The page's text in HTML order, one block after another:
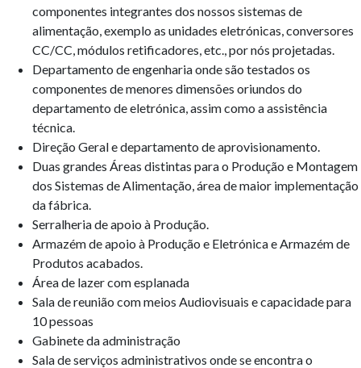
componentes integrantes dos nossos sistemas de
alimentação, exemplo as unidades eletrónicas, conversores
CC/CC, módulos retificadores, etc., por nós projetadas.
Departamento de engenharia onde são testados os
componentes de menores dimensões oriundos do
departamento de eletrónica, assim como a assistência
técnica.
Direção Geral e departamento de aprovisionamento.
Duas grandes Áreas distintas para o Produção e Montagem
dos Sistemas de Alimentação, área de maior implementação
da fábrica.
Serralheria de apoio à Produção.
Armazém de apoio à Produção e Eletrónica e Armazém de
Produtos acabados.
Área de lazer com esplanada
Sala de reunião com meios Audiovisuais e capacidade para
10 pessoas
Gabinete da administração
Sala de serviços administrativos onde se encontra o